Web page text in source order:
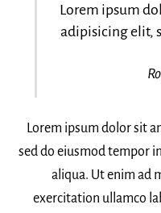
Lorem ipsum
adipisicing elit,
Lorem ipsum dolor sit
sed do eiusmod tempor
aliqua. Ut enim ad
exercitation ullamco